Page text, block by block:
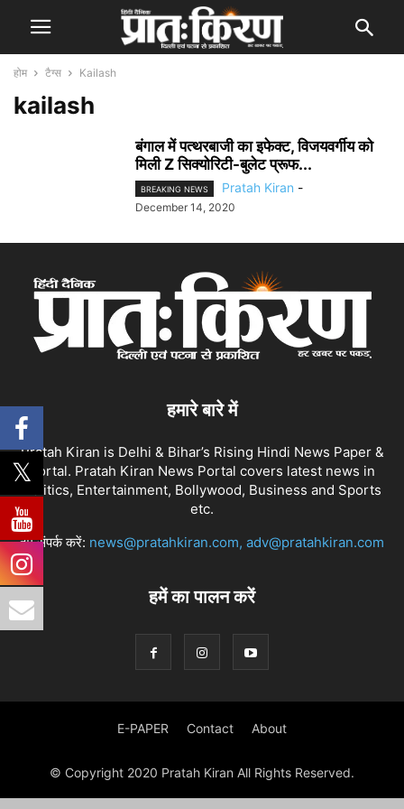
होम टैग्स Kailash
kailash
बंगाल में पत्थरबाजी का इफेक्ट, विजयवर्गीय को
मिली Z सिक्योरिटी-बुलेट प्रूफ...
BREAKING NEWS Pratah Kiran -
December 14, 2020
हमारे बारे में
Pratah Kiran is Delhi & Bihar’s Rising Hindi News Paper &
Portal. Pratah Kiran News Portal covers latest news in
Politics, Entertainment, Bollywood, Business and Sports
etc.
हमें संपर्क करें: news@pratahkiran.com, adv@pratahkiran.com
हमें का पालन करें
E-PAPER Contact About
© Copyright 2020 Pratah Kiran All Rights Reserved.